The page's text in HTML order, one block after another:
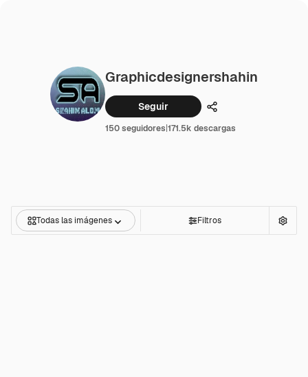
Graphicdesignershahin
Seguir Compartir
150 seguidores|171.5k descargas
Todas las imágenes Filtros